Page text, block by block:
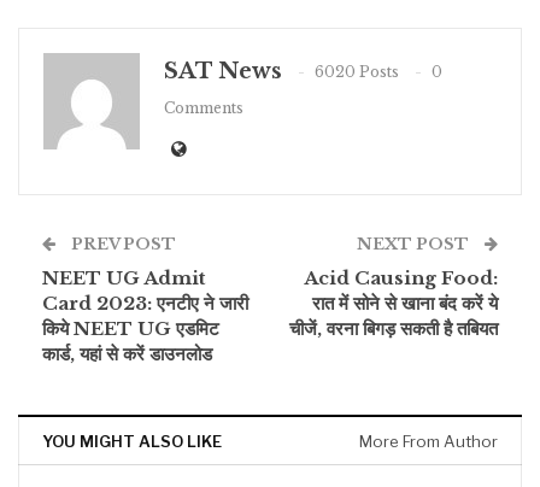
SAT News 6020 Posts
0
Comments
PREV POST
NEET UG Admit
Card 2023: एनटीए ने जारी
किये NEET UG एडमिट
कार्ड, यहां से करें डाउनलोड
NEXT POST
Acid Causing Food:
रात में सोने से खाना बंद करें ये
चीजें, वरना बिगड़ सकती है तबियत
YOU MIGHT ALSO LIKE More From Author